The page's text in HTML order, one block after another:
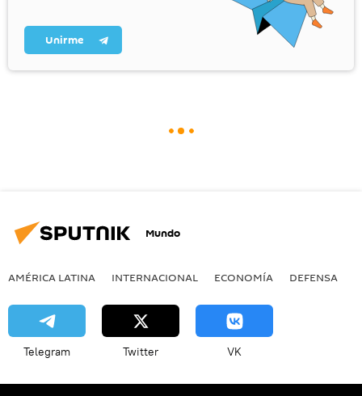
Unirme
Mundo
AMÉRICA LATINA INTERNACIONAL ECONOMÍA DEFENSA
Telegram Twitter VK